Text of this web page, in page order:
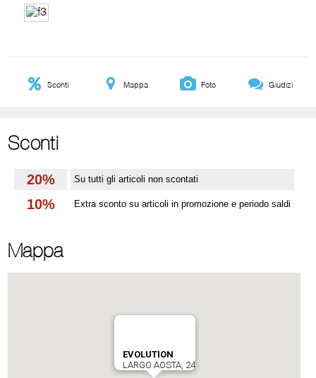
Sconti Mappa Foto Giudizi
Sconti
20% Su tutti gli articoli non scontati
10% Extra sconto su articoli in promozione e periodo saldi
Mappa